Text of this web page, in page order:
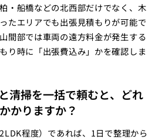
・船橋などの北西部だけでなく、木
たエリアでも出張見積もりが可能で
間部では車両の遠方料金が発生する
り時に「出張費込み」かを確認しま
清掃を一括で頼むと、どれ
かりますか？
程度）であれば、1日で整理から